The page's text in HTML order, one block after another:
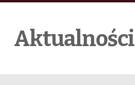
Aktualności